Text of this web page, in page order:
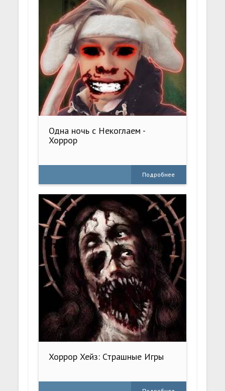
Одна ночь с Некоглаем -
Хоррор
Подробнее
Хоррор Хейз: Страшные Игры